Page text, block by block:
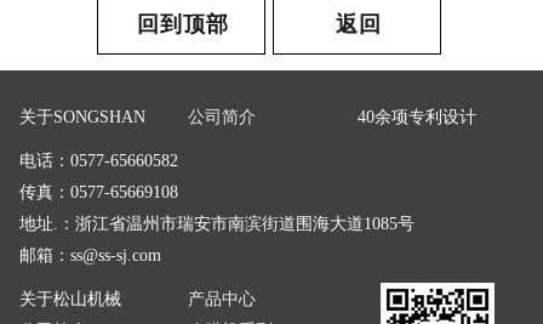
回到顶部 返回
关于SONGSHAN 公司简介 40余项专利设计
电话：0577-65660582
传真：0577-65669108
地址.：浙江省温州市瑞安市南滨街道围海大道1085号
邮箱： ss@ss-sj.com
关于松山机械
产品中心